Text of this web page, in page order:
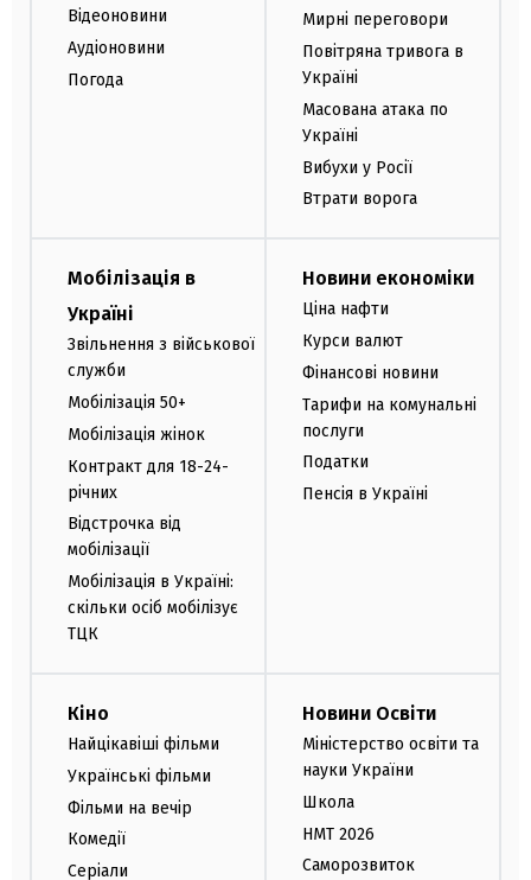
Відеоновини
Аудіоновини
Погода
Мирні переговори
Повітряна тривога в
Україні
Масована атака по
Україні
Вибухи у Росії
Втрати ворога
Мобілізація в
Україні
Звільнення з військової
служби
Мобілізація 50+
Мобілізація жінок
Контракт для 18-24-
річних
Відстрочка від
мобілізації
Мобілізація в Україні:
скільки осіб мобілізує
ТЦК
Новини економіки
Ціна нафти
Курси валют
Фінансові новини
Тарифи на комунальні
послуги
Податки
Пенсія в Україні
Кіно
Найцікавіші фільми
Українські фільми
Фільми на вечір
Комедії
Серіали
Новини Освіти
Міністерство освіти та
науки України
Школа
НМТ 2026
Саморозвиток